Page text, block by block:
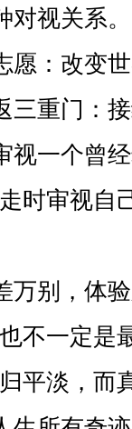
视关系。
：改变世
重门：接
一个曾经
时审视自
别，体验
不一定是
平淡，而